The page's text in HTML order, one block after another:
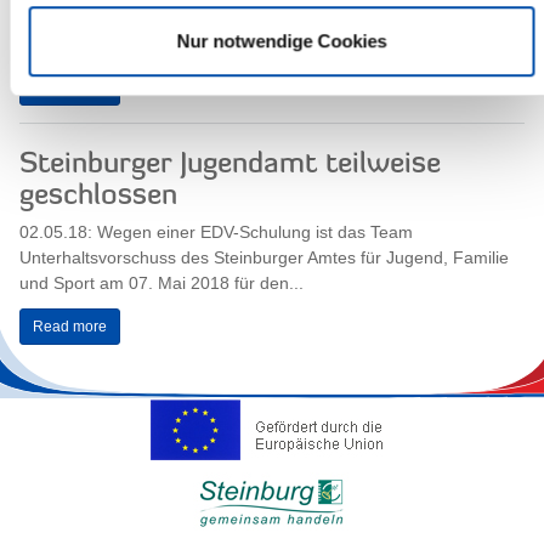
Nur notwendige Cookies
Schirmherr Peter Labendowicz hat das Steinburger Stadtradeln
Steinburger Jugendamt teilweise
geschlossen
02.05.18: Wegen einer EDV-Schulung ist das Team
Unterhaltsvorschuss des Steinburger Amtes für Jugend, Familie
und Sport am 07. Mai 2018 für den...
Read more